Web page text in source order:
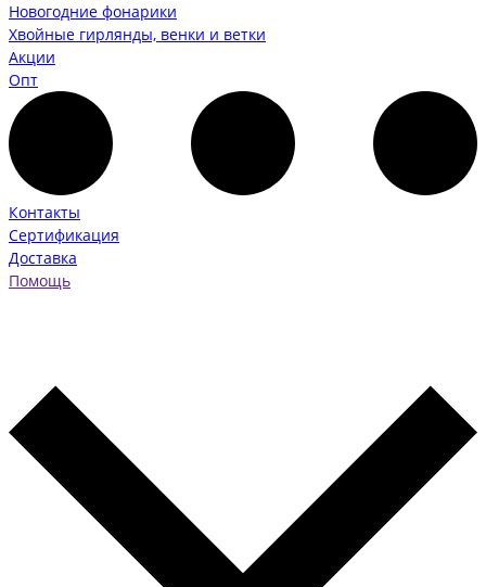
Новогодние фонарики
Хвойные гирлянды, венки и ветки
Акции
Опт
Контакты
Сертификация
Доставка
Помощь